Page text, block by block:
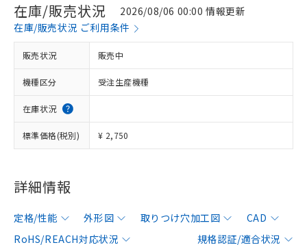
在庫/販売状況
2026/08/06 00:00 情報更新
在庫/販売状況 ご利用条件
販売状況 販売中
機種区分 受注生産機種
在庫状況
標準価格(税別) ¥ 2,750
詳細情報
定格/性能 外形図 取りつけ穴加工図
CAD
RoHS/REACH対応状況
規格認証/適合状況